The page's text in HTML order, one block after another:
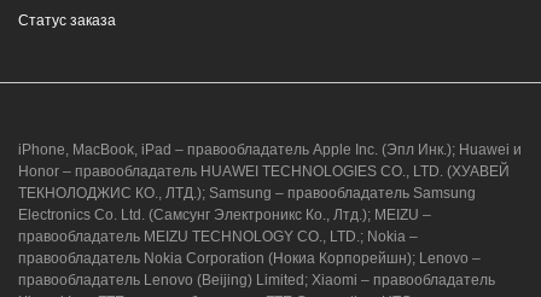
Статус заказа
iPhone, MacBook, iPad – правообладатель Apple Inc. (Эпл Инк.); Huawei и
Honor – правообладатель HUAWEI TECHNOLOGIES CO., LTD. (ХУАВЕЙ
ТЕКНОЛОДЖИС КО., ЛТД.); Samsung – правообладатель Samsung
Electronics Co. Ltd. (Самсунг Электроникс Ко., Лтд.); MEIZU –
правообладатель MEIZU TECHNOLOGY CO., LTD.; Nokia –
правообладатель Nokia Corporation (Нокиа Корпорейшн); Lenovo –
правообладатель Lenovo (Beijing) Limited; Xiaomi – правообладатель